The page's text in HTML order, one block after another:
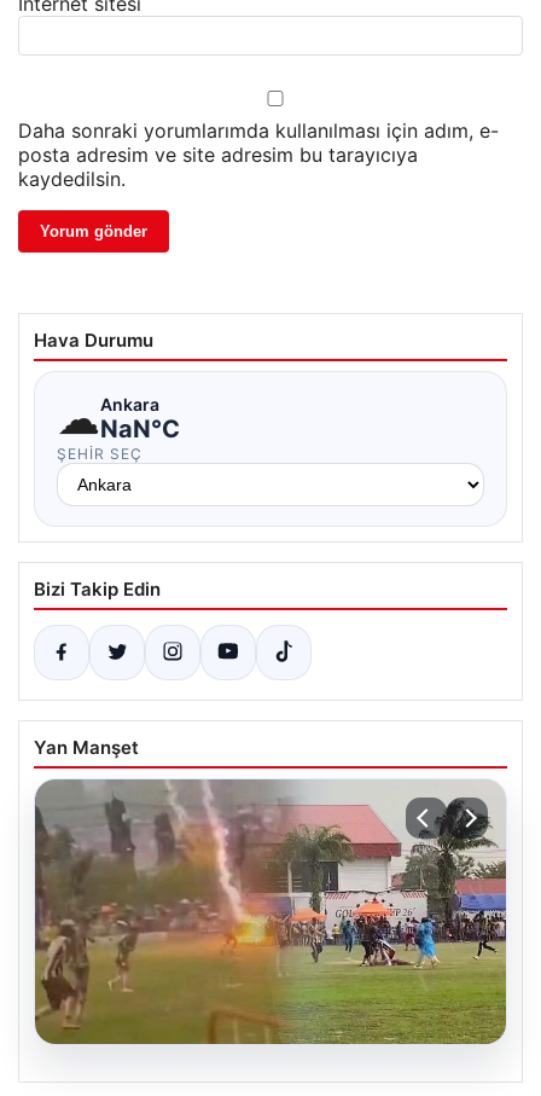
Daha sonraki yorumlarımda kullanılması için adım, e-
posta adresim ve site adresim bu tarayıcıya
kaydedilsin.
Hava Durumu
☁Ankara
NaN°C
ŞEHIR SEÇ
Bizi Takip Edin
Yan Manşet
04.08.2026